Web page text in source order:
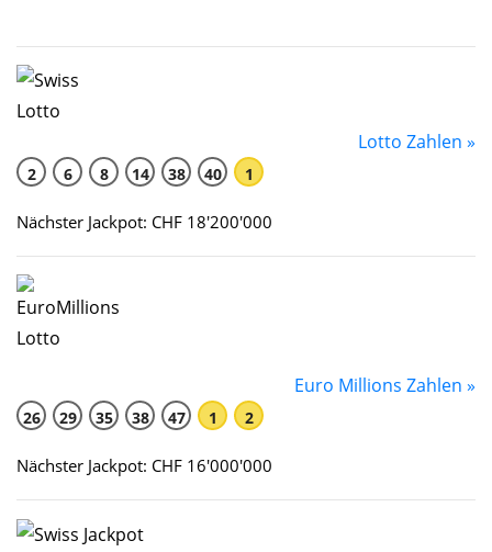
Lotto Zahlen »
2 6 8 14 38 40 1
Nächster Jackpot: CHF 18'200'000
Euro Millions Zahlen »
26 29 35 38 47 1 2
Nächster Jackpot: CHF 16'000'000